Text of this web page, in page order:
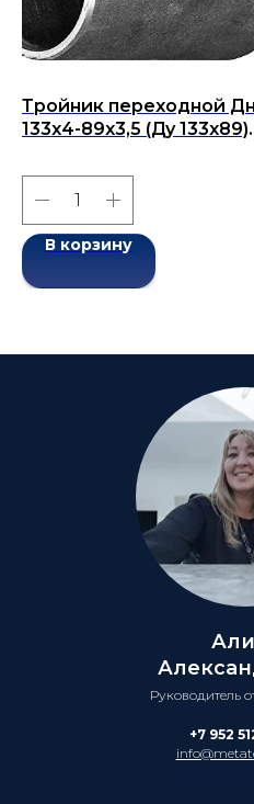
Тройник переходной Дн
133х4-89х3,5 (Ду 133х89)
2001
В корзину
Руководитель
+7 952